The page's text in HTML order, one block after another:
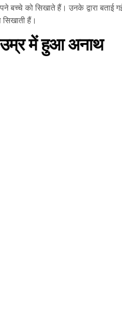
बच्चे को सिखाते हैं। उनके द्वारा
हैं।
में हुआ अनाथ